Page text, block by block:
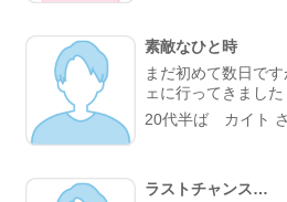
ジが盛り上がり嬉し
ってもらい、実際
やすくて、時間が
したが、気を使わ
て、「また会いたい
うなるかはわからな
素敵なひと時
まだ初めて数日で
ェに行ってきまし
カフェで過ごす時間
した 真面目な出会
20代半ば カイト
ラストチャンス…